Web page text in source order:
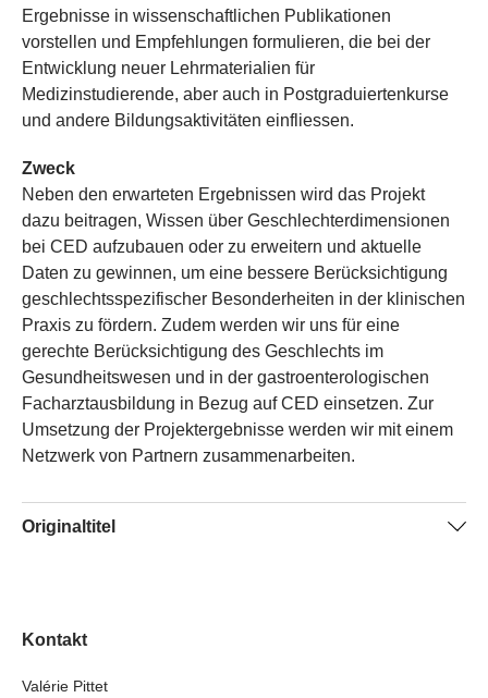
Ergebnisse in wissenschaftlichen Publikationen
vorstellen und Empfehlungen formulieren, die bei der
Entwicklung neuer Lehrmaterialien für
Medizinstudierende, aber auch in Postgraduiertenkurse
und andere Bildungsaktivitäten einfliessen.
Zweck
Neben den erwarteten Ergebnissen wird das Projekt
dazu beitragen, Wissen über Geschlechterdimensionen
bei CED aufzubauen oder zu erweitern und aktuelle
Daten zu gewinnen, um eine bessere Berücksichtigung
geschlechtsspezifischer Besonderheiten in der klinischen
Praxis zu fördern. Zudem werden wir uns für eine
gerechte Berücksichtigung des Geschlechts im
Gesundheitswesen und in der gastroenterologischen
Facharztausbildung in Bezug auf CED einsetzen. Zur
Umsetzung der Projektergebnisse werden wir mit einem
Netzwerk von Partnern zusammenarbeiten.
Originaltitel
Kontakt
Valérie Pittet